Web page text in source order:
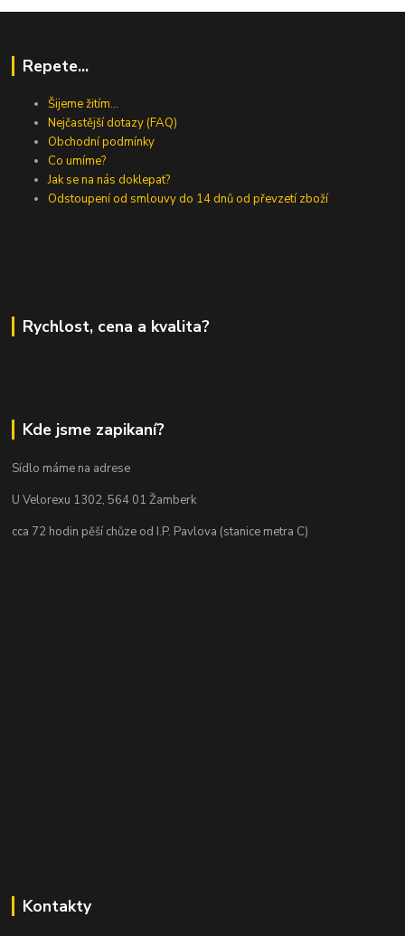
Repete...
Šijeme žitím...
Nejčastější dotazy (FAQ)
Obchodní podmínky
Co umíme?
Jak se na nás doklepat?
Odstoupení od smlouvy do 14 dnů od převzetí zboží
Rychlost, cena a kvalita?
Kde jsme zapikaní?
Sídlo máme na adrese
U Velorexu 1302, 564 01 Žamberk
cca 72 hodin pěší chůze od I.P. Pavlova (stanice metra C)
Kontakty